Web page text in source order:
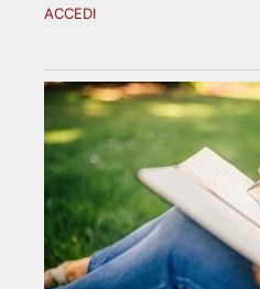
ACCEDI